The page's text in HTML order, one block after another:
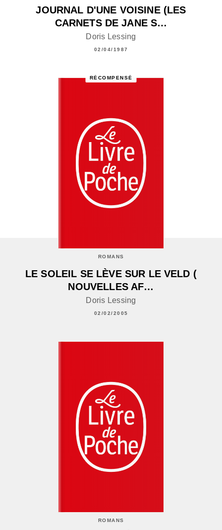
JOURNAL D'UNE VOISINE (LES
CARNETS DE JANE S…
Doris Lessing
02/04/1987
RÉCOMPENSÉ
ROMANS
LE SOLEIL SE LÈVE SUR LE VELD (
NOUVELLES AF…
Doris Lessing
02/02/2005
ROMANS